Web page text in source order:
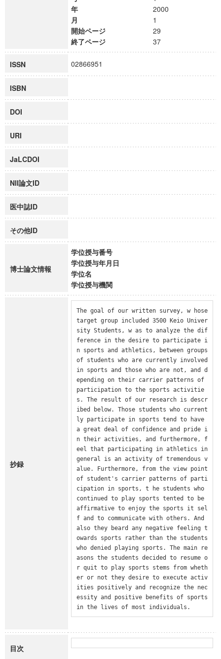
年
2000
月
1
開始ページ
29
終了ページ
37
ISSN 02866951
ISBN
DOI
URI
JaLCDOI
NII論文ID
医中誌ID
その他ID
博士論文情報
学位授与番号
学位授与年月日
学位名
学位授与機関
抄録
The goal of our written survey, w hose
target group included 3500 Keio Univer
sity Students, w as to analyze the dif
ference in the desire to participate i
n sports and athletics, between groups
of students who are currently involved
in sports and those who are not, and d
epending on their carrier patterns of
participation to the sports activitie
s. The result of our research is descr
ibed below. Those students who current
ly participate in sports tend to have
a great deal of confidence and pride i
n their activities, and furthermore, f
eel that participating in athletics in
general is an activity of tremendous v
alue. Furthermore, from the view point
of student's carrier patterns of parti
cipation in sports, t he students who
continued to play sports tented to be
affirmative to enjoy the sports it sel
f and to communicate with others. And
also they beard any negative feeling t
owards sports rather than the students
who denied playing sports. The main re
asons the students decided to resume o
r quit to play sports stems from wheth
er or not they desire to execute activ
ities positively and recognize the nec
essity and positive benefits of sports
in the lives of most individuals.
目次